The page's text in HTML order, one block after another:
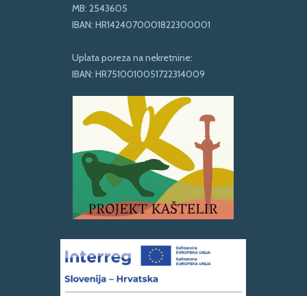
MB: 2543605
IBAN: HR1424070001822300001
Uplata poreza na nekretnine:
IBAN: HR7510010051722314009